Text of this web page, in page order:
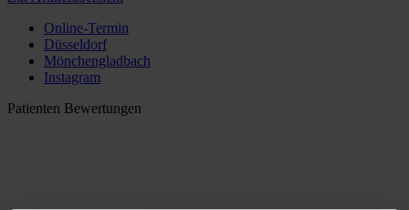
Online-Termin
Düsseldorf
Mönchengladbach
Instagram
Patienten Bewertungen